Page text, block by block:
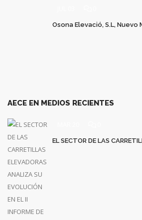
Osona Elevació, S.L, Nuevo
AECE EN MEDIOS RECIENTES
EL SECTOR DE LAS